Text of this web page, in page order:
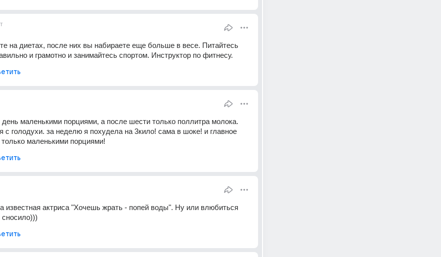
на диетах, после них вы набираете еще больше в весе. Питайтесь
и грамотно и занимайтесь спортом. Инструктор по фитнесу.
маленькими порциями, а после шести только поллитра молока.
с голодухи. за неделю я похудела на 3кило! сама в шоке! и главное
маленькими порциями!
известная актриса "Хочешь жрать - попей воды". Ну или влюбиться